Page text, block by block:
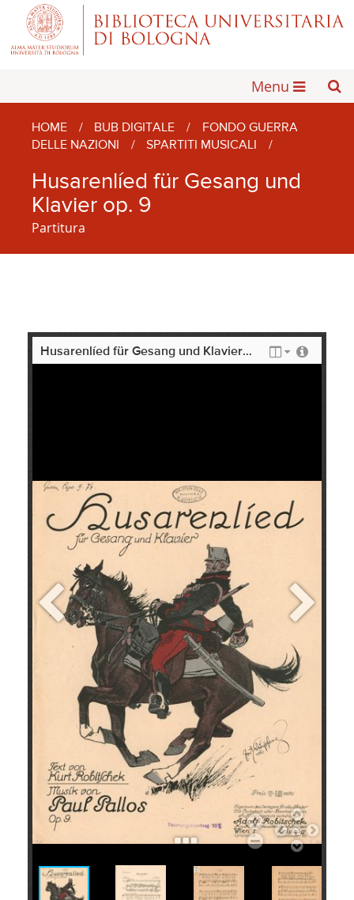
Menu
HOME / BUB DIGITALE /
FONDO GUERRA
DELLE NAZIONI
/ SPARTITI MUSICALI /
Husarenlíed für Gesang und
Klavier op. 9
Partitura
+
Add Item
Husarenlíed für Gesang und Klavier op. 9